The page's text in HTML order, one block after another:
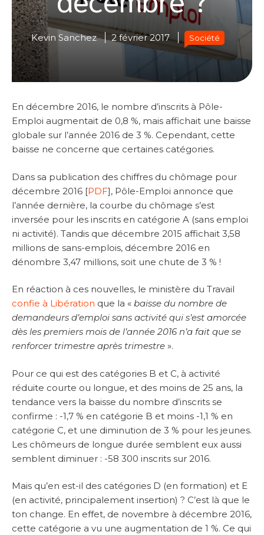
Kevin Sanchez 2 février 2017 Société
En décembre 2016, le nombre d’inscrits à Pôle-
Emploi augmentait de 0,8 %, mais affichait une baisse
globale sur l’année 2016 de 3 %. Cependant, cette
baisse ne concerne que certaines catégories.
Dans sa publication des chiffres du chômage pour
décembre 2016 [PDF], Pôle-Emploi annonce que
l’année dernière, la courbe du chômage s’est
inversée pour les inscrits en catégorie A (sans emploi
ni activité). Tandis que décembre 2015 affichait 3,58
millions de sans-emplois, décembre 2016 en
dénombre 3,47 millions, soit une chute de 3 % !
En réaction à ces nouvelles, le ministère du Travail
confie à Libération que la « baisse du nombre de
demandeurs d’emploi sans activité qui s’est amorcée
dès les premiers mois de l’année 2016 n’a fait que se
renforcer trimestre après trimestre ».
Pour ce qui est des catégories B et C, à activité
réduite courte ou longue, et des moins de 25 ans, la
tendance vers la baisse du nombre d’inscrits se
confirme : -1,7 % en catégorie B et moins -1,1 % en
catégorie C, et une diminution de 3 % pour les jeunes.
Les chômeurs de longue durée semblent eux aussi
semblent diminuer : -58 300 inscrits sur 2016.
Mais qu’en est-il des catégories D (en formation) et E
(en activité, principalement insertion) ? C’est là que le
ton change. En effet, de novembre à décembre 2016,
cette catégorie a vu une augmentation de 1 %. Ce qui